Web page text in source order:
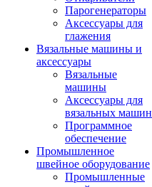
Парогенераторы
Аксессуары для
глажения
Вязальные машины и
аксессуары
Вязальные
машины
Аксессуары для
вязальных машин
Программное
обеспечение
Промышленное
швейное оборудование
Промышленные